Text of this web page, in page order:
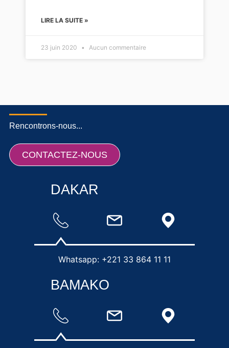
LIRE LA SUITE »
23 juin 2020 Aucun commentaire
Rencontrons-nous...
CONTACTEZ-NOUS
DAKAR
Whatsapp: +221 33 864 11 11
BAMAKO